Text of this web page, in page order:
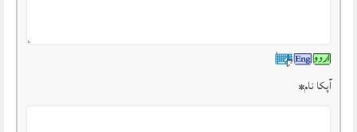
آپکا نام*